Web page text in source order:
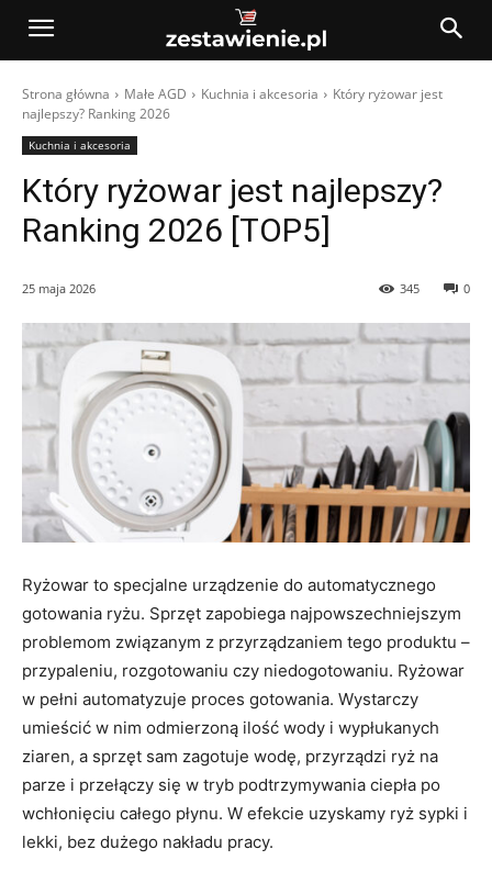
Strona główna Małe AGD Kuchnia i akcesoria
Który ryżowar jest
najlepszy? Ranking 2026
Kuchnia i akcesoria
Który ryżowar jest najlepszy?
Ranking 2026 [TOP5]
25 maja 2026 0
345
Ryżowar to specjalne urządzenie do automatycznego
gotowania ryżu. Sprzęt zapobiega najpowszechniejszym
problemom związanym z przyrządzaniem tego produktu –
przypaleniu, rozgotowaniu czy niedogotowaniu. Ryżowar
w pełni automatyzuje proces gotowania. Wystarczy
umieścić w nim odmierzoną ilość wody i wypłukanych
ziaren, a sprzęt sam zagotuje wodę, przyrządzi ryż na
parze i przełączy się w tryb podtrzymywania ciepła po
wchłonięciu całego płynu. W efekcie uzyskamy ryż sypki i
lekki, bez dużego nakładu pracy.